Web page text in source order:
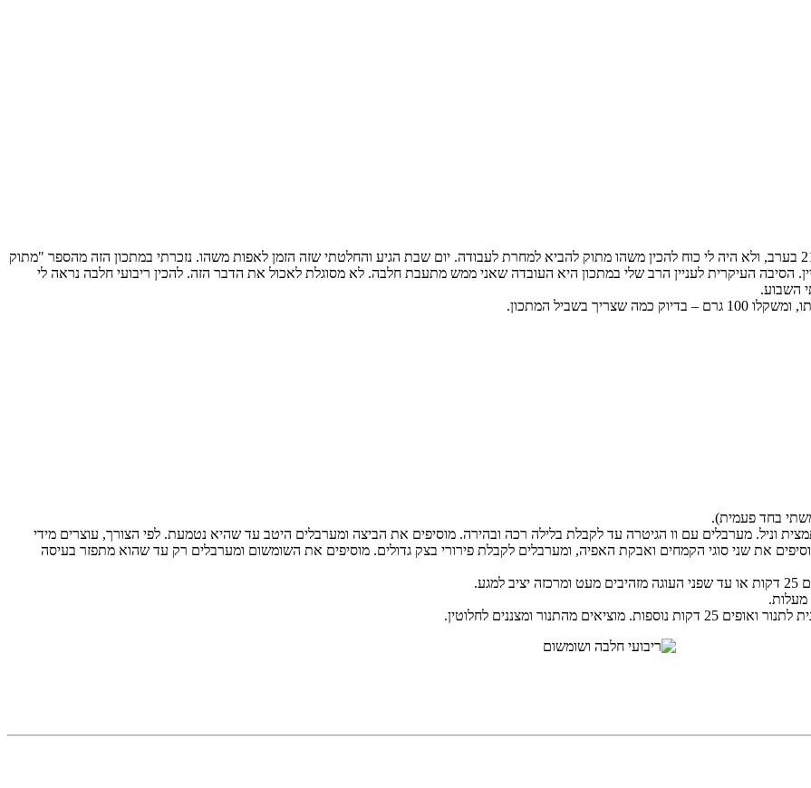
השבוע האחרון היה מאוד עמוס. ביום רביעי חזרתי הביתה מהעבודה ב-21:30 בערב, ולא היה לי כוח להכין משהו מתוק להביא למחרת לעבודה. יום שבת הגיע והחלטתי שזה הזמן לאפות משהו. נזכרתי במתכון הזה מהספר "מתוק
הסיבה העיקרית לעניין הרב שלי במתכון היא העובדה שאני ממש מתעבת חלבה. לא מסוגלת לאכול את הדבר הזה. להכין ריבועי חלבה נראה לי
השבוע.
בשביל המתכון.
וניל. מערבלים עם וו הגיטרה עד לקבלת בלילה רכה ובהירה. מוסיפים את הביצה ומערבלים היטב עד שהיא נטמעת. לפי הצורך, עוצרים מידי
את שני סוגי הקמחים ואבקת האפיה, ומערבלים לקבלת פירורי בצק גדולים. מוסיפים את השומשום ומערבלים רק עד שהוא מתפזר בעיסה
ומצננים לחלוטין.